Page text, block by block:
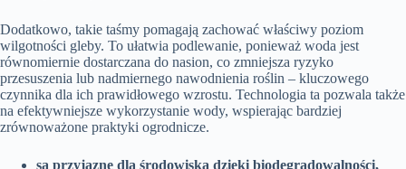
Dodatkowo, takie taśmy pomagają zachować właściwy poziom
wilgotności gleby. To ułatwia podlewanie, ponieważ woda jest
równomiernie dostarczana do nasion, co zmniejsza ryzyko
przesuszenia lub nadmiernego nawodnienia roślin – kluczowego
czynnika dla ich prawidłowego wzrostu. Technologia ta pozwala także
na efektywniejsze wykorzystanie wody, wspierając bardziej
zrównoważone praktyki ogrodnicze.
są przyjazne dla środowiska dzięki biodegradowalności,